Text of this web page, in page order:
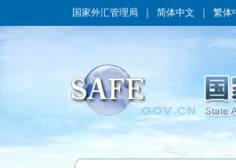
国家外汇管理局 简体中文 繁体